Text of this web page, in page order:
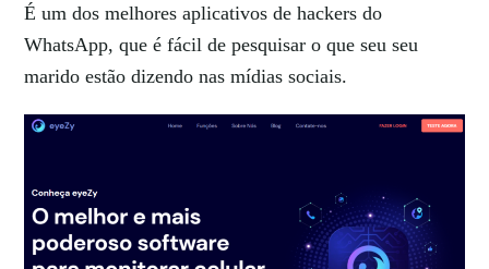
É um dos melhores aplicativos de hackers do
WhatsApp, que é fácil de pesquisar o que seu seu
marido estão dizendo nas mídias sociais.